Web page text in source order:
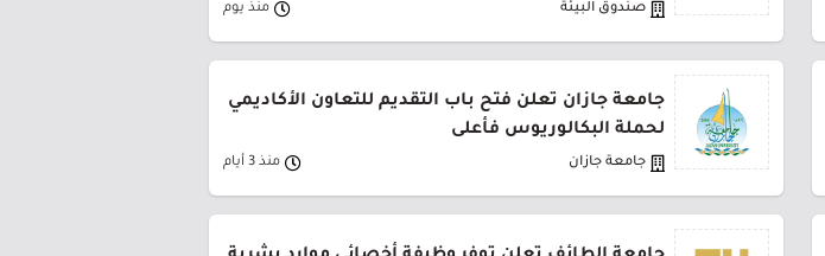
صندوق البيئة منذ يوم
جامعة جازان تعلن فتح باب التقديم للتعاون الأكاديمي
لحملة البكالوريوس فأعلى
جامعة جازان منذ 3 أيام